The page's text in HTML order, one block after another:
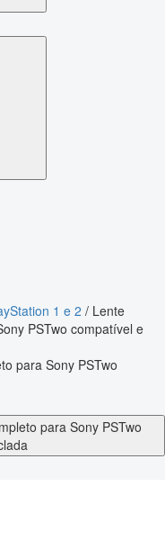
1 e 2 / Lente
PSTwo compatível e